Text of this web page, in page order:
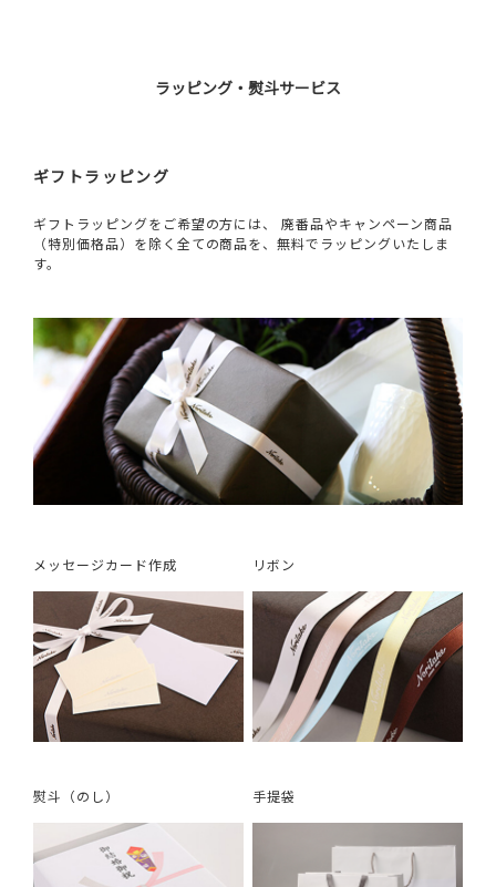
ラッピング・熨斗サービス
ギフトラッピング
ギフトラッピングをご希望の方には、 廃番品やキャンペーン商品
（特別価格品）を除く全ての商品を、無料でラッピングいたしま
す。
メッセージカード作成 リボン
熨斗（のし） 手提袋